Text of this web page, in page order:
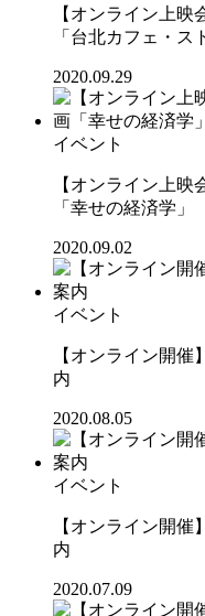
【オンライン上映
「台北カフェ・ス
2020.09.29
イベント
【オンライン上映
「幸せの経済学」
2020.09.02
イベント
【オンライン開催
内
2020.08.05
イベント
【オンライン開催
内
2020.07.09